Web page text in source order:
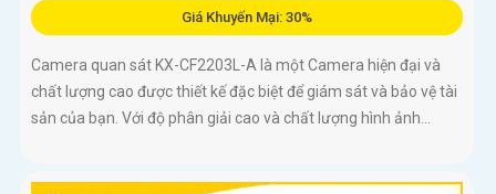
Giá Khuyến Mại: 30%
Camera quan sát KX-CF2203L-A là một Camera hiện đại và
chất lượng cao được thiết kế đặc biệt để giám sát và bảo vệ tài
sản của bạn. Với độ phân giải cao và chất lượng hình ảnh...